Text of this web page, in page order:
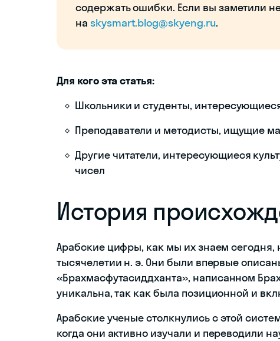
содержать ошибки. Если вы заметили
на skysmart.blog@skyeng.ru.
Для кого эта статья:
Школьники и студенты,
Преподаватели и методисты, ищущие
Другие читатели, интересующиеся
чисел
История
Арабские цифры, как мы их знаем
тысячелетии н. э. Они были впервые
«Брахмасфутасиддханта», написанном
уникальна, так как была позиционной и
Арабские ученые столкнулись с этой
когда они активно изучали и переводили